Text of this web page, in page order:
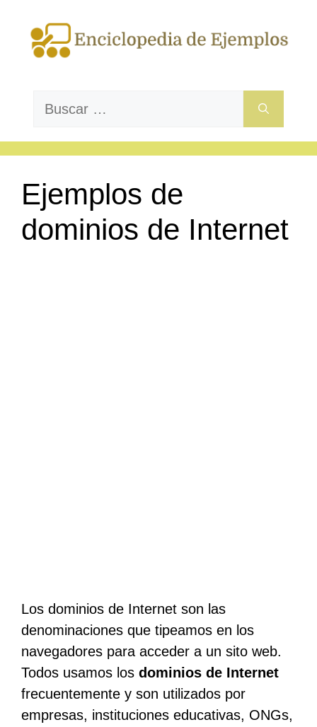
contenido
Buscar:
Ejemplos de
dominios de Internet
Los dominios de Internet son las
denominaciones que tipeamos en los
navegadores para acceder a un sito web.
Todos usamos los dominios de Internet
frecuentemente y son utilizados por
empresas, instituciones educativas, ONGs,